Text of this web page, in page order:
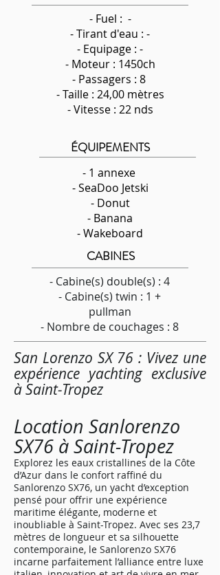
- Fuel : -
-Tirant d'eau : -
- Equipage : -
- Moteur : 1450ch
- Passagers : 8
- Taille : 24,00 mètres
- Vitesse : 22 nds
ÉQUIPEMENTS
- 1 annexe
- SeaDoo Jetski
- Donut
- Banana
- Wakeboard
CABINES
- Cabine(s) double(s) : 4
- Cabine(s) twin : 1 +
pullman
- Nombre de couchages : 8
San Lorenzo SX 76 : Vivez une
expérience yachting exclusive
à Saint-Tropez
Location Sanlorenzo
SX76 à Saint-Tropez
Explorez les eaux cristallines de la Côte
d’Azur dans le confort raffiné du
Sanlorenzo SX76, un yacht d’exception
pensé pour offrir une expérience
maritime élégante, moderne et
inoubliable à Saint-Tropez. Avec ses 23,7
mètres de longueur et sa silhouette
contemporaine, le Sanlorenzo SX76
incarne parfaitement l’alliance entre luxe